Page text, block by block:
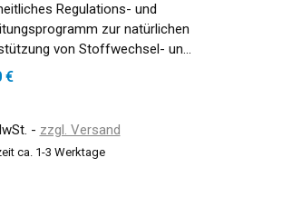
Regulations- und
zur natürlichen
von Stoffwechsel- und
- Kurpackung
ml)
€
zzgl. Versand
ca. 1-3 Werktage